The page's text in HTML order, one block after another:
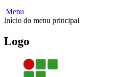
Menu
Início do menu principal
Logo